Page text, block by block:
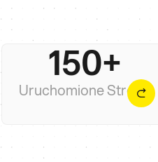
150+
Uruchomione Strony
Uruchomiliśmy 150+ stron
platformach takich jak
Shopify, z opiniami na 5
— bez chaosu.